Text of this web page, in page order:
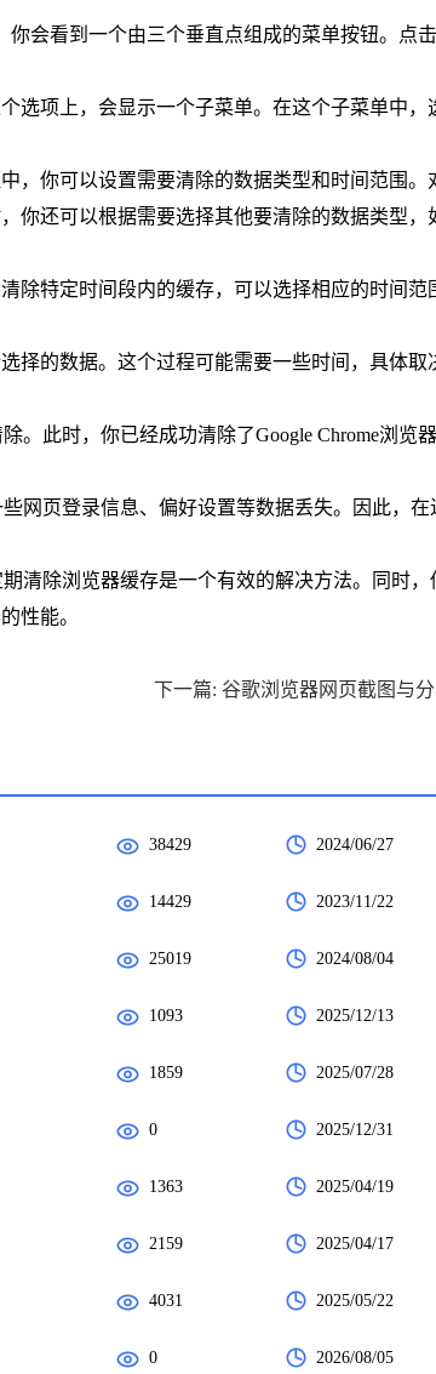
你会看到一个由三个垂直点组成的菜单按钮。点
选项上，会显示一个子菜单。在这个子菜单中，
，你可以设置需要清除的数据类型和时间范围。
你还可以根据需要选择其他要清除的数据类型，
除特定时间段内的缓存，可以选择相应的时间范
择的数据。这个过程可能需要一些时间，具体取
。此时，你已经成功清除了Google Chrome浏览
网页登录信息、偏好设置等数据丢失。因此，在
清除浏览器缓存是一个有效的解决方法。同时，
性能。
38429 2024/06/27
14429 2023/11/22
25019 2024/08/04
1093 2025/12/13
1859 2025/07/28
0 2025/12/31
1363 2025/04/19
2159 2025/04/17
4031 2025/05/22
0 2026/08/05